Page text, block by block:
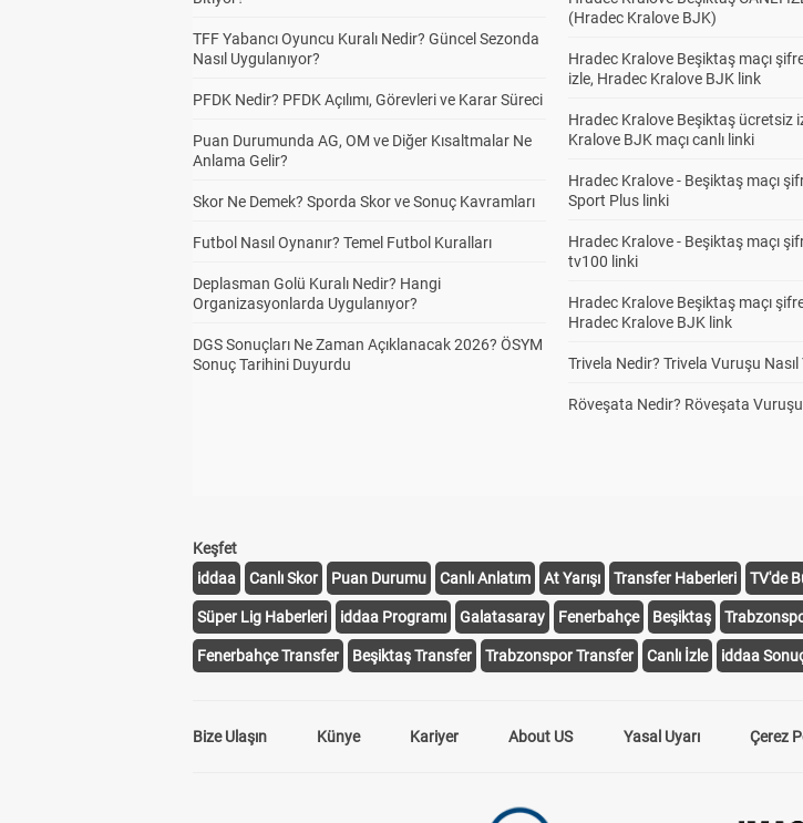
TFF Yabancı Oyuncu Kuralı Nedir? Güncel Sezonda
Nasıl Uygulanıyor?
PFDK Nedir? PFDK Açılımı, Görevleri ve Karar Süreci
Puan Durumunda AG, OM ve Diğer Kısaltmalar Ne
Anlama Gelir?
Skor Ne Demek? Sporda Skor ve Sonuç Kavramları
Futbol Nasıl Oynanır? Temel Futbol Kuralları
Deplasman Golü Kuralı Nedir? Hangi
Organizasyonlarda Uygulanıyor?
DGS Sonuçları Ne Zaman Açıklanacak 2026? ÖSYM
Sonuç Tarihini Duyurdu
(Hradec Kralove BJK)
Hradec Kralove Beşiktaş maçı
izle, Hradec Kralove BJK link
Hradec Kralove Beşiktaş ücretsiz
Kralove BJK maçı canlı linki
Hradec Kralove - Beşiktaş maçı
Sport Plus linki
Hradec Kralove - Beşiktaş maçı
tv100 linki
Hradec Kralove Beşiktaş maçı
Hradec Kralove BJK link
Trivela Nedir? Trivela Vuruşu Nasıl
Röveşata Nedir? Röveşata Vuruşu
Keşfet
iddaa
Canlı Skor Puan Durumu Canlı Anlatım At Yarışı Transfer Haberleri TV'de
Süper Lig Haberleri iddaa Programı Galatasaray Fenerbahçe Beşiktaş
Fenerbahçe Transfer Beşiktaş Transfer Trabzonspor Transfer Canlı İzle iddaa
Bize Ulaşın Künye Kariyer About US Yasal Uyarı Çerez